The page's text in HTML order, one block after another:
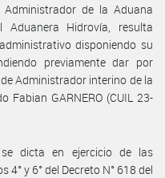
de la Aduana
Aduanera Hidrovía, resulta
disponiendo su
previamente dar por
Administrador interino de la
Fabian GARNERO (CUIL 23-
dicta en ejercicio de las
y 6° del Decreto N° 618 del